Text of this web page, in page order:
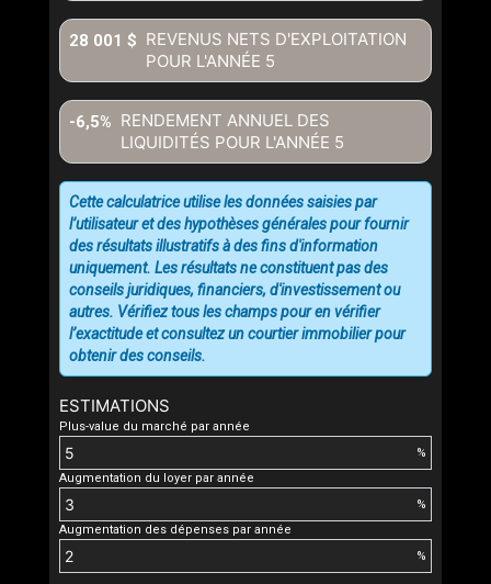
REVENUS NETS D'EXPLOITATION
POUR L'ANNÉE 5
28 001 $
RENDEMENT ANNUEL DES
LIQUIDITÉS POUR L'ANNÉE 5
-6,5%
ESTIMATIONS
Plus-value du marché par année
%
Augmentation du loyer par année
%
Augmentation des dépenses par année
%
Cette calculatrice utilise les données saisies par
l’utilisateur et des hypothèses générales pour fournir
des résultats illustratifs à des fins d'information
uniquement. Les résultats ne constituent pas des
conseils juridiques, financiers, d'investissement ou
autres. Vérifiez tous les champs pour en vérifier
l’exactitude et consultez un courtier immobilier pour
obtenir des conseils.